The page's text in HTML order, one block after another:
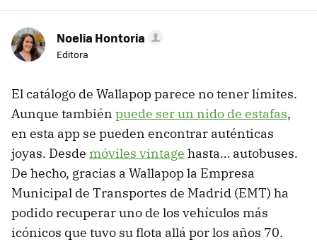
Noelia Hontoria
Editora
El catálogo de Wallapop parece no tener límites.
Aunque también puede ser un nido de estafas,
en esta app se pueden encontrar auténticas
joyas. Desde móviles vintage hasta… autobuses.
De hecho, gracias a Wallapop la Empresa
Municipal de Transportes de Madrid (EMT) ha
podido recuperar uno de los vehículos más
icónicos que tuvo su flota allá por los años 70.